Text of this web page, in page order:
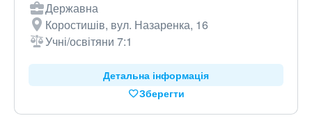
Державна
Коростишів, вул. Назаренка, 16
Учні/освітяни 7:1
Детальна інформація
Зберегти